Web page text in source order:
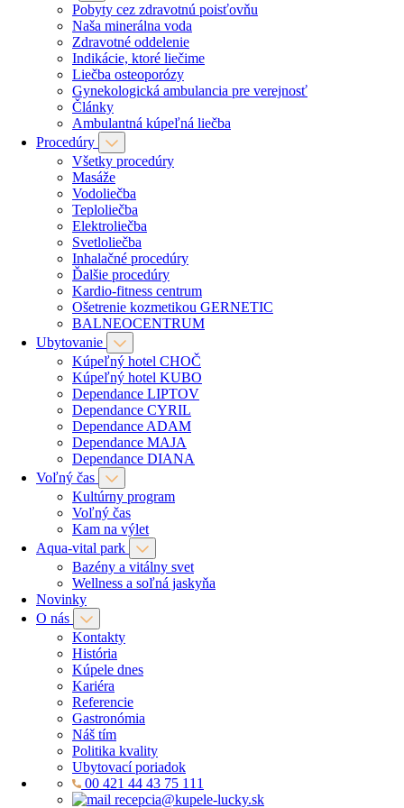
Pobyty cez zdravotnú poisťovňu
Naša minerálna voda
Zdravotné oddelenie
Indikácie, ktoré liečime
Liečba osteoporózy
Gynekologická ambulancia pre verejnosť
Články
Ambulantná kúpeľná liečba
Procedúry
Všetky procedúry
Masáže
Vodoliečba
Teploliečba
Elektroliečba
Svetloliečba
Inhalačné procedúry
Ďalšie procedúry
Kardio-fitness centrum
Ošetrenie kozmetikou GERNETIC
BALNEOCENTRUM
Ubytovanie
Kúpeľný hotel CHOČ
Kúpeľný hotel KUBO
Dependance LIPTOV
Dependance CYRIL
Dependance ADAM
Dependance MAJA
Dependance DIANA
Voľný čas
Kultúrny program
Voľný čas
Kam na výlet
Aqua-vital park
Bazény a vitálny svet
Wellness a soľná jaskyňa
Novinky
O nás
Kontakty
História
Kúpele dnes
Kariéra
Referencie
Gastronómia
Náš tím
Politika kvality
Ubytovací poriadok
00 421 44 43 75 111
recepcia@kupele-lucky.sk